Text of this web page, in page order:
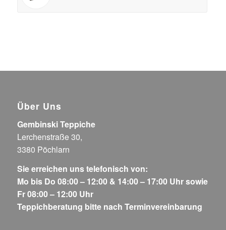
Über Uns
Gembinski Teppiche
Lerchenstraße 30,
3380 Pöchlarn
Sie erreichen uns telefonisch von:
Mo bis Do 08:00 – 12:00 & 14:00 – 17:00 Uhr sowie
Fr 08:00 – 12:00 Uhr
Teppichberatung bitte nach Terminvereinbarung